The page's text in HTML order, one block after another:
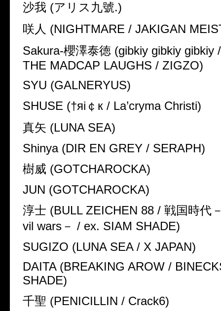
沙我 (アリス九號.)
咲人 (NIGHTMARE / JAKIGAN
Sakura-櫻澤泰徳 (gibkiy gibkiy gibkiy
THE MADCAP LAUGHS / ZIGZO)
SYU (GALNERYUS)
SHUSE (†яi￠к / La’cryma Christi)
真矢 (LUNA SEA)
Shinya (DIR EN GREY / SERAPH)
樹威 (GOTCHAROCKA)
JUN (GOTCHAROCKA)
淳士 (BULL ZEICHEN 88 / 戦国時代
vil wars－ / ex. SIAM SHADE)
SUGIZO (LUNA SEA / X JAPAN)
DAITA (BREAKING AROW /
SHADE)
千聖 (PENICILLIN / Crack6)